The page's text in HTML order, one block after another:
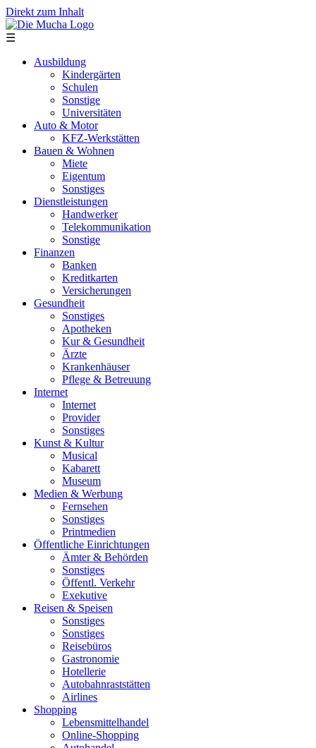
Direkt zum Inhalt
☰
Ausbildung
Kindergärten
Schulen
Sonstige
Universitäten
Auto & Motor
KFZ-Werkstätten
Bauen & Wohnen
Miete
Eigentum
Sonstiges
Dienstleistungen
Handwerker
Telekommunikation
Sonstige
Finanzen
Banken
Kreditkarten
Versicherungen
Gesundheit
Sonstiges
Apotheken
Kur & Gesundheit
Ärzte
Krankenhäuser
Pflege & Betreuung
Internet
Internet
Provider
Sonstiges
Kunst & Kultur
Musical
Kabarett
Museum
Medien & Werbung
Fernsehen
Sonstiges
Printmedien
Öffentliche Einrichtungen
Ämter & Behörden
Sonstiges
Öffentl. Verkehr
Exekutive
Reisen & Speisen
Sonstiges
Sonstiges
Reisebüros
Gastronomie
Hotellerie
Autobahnraststätten
Airlines
Shopping
Lebensmittelhandel
Online-Shopping